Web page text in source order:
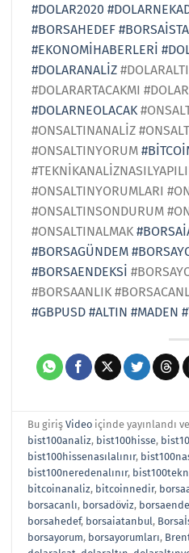
#DOLAR2020
#BORSAHEDEF
#EKONOMİHABERLERİ
#DOLARANALİZ
#DOLARARTACAKMI
#DOLARNEOLACAK
#ONSALTINANALİZ
#ONSALTINYORUM
#ONSALTINYORUMLARI
#ONSALTINSONDURUM
#ONSALTINALMAK
#BORSAGÜNDEM
#BORSAENDEKSİ
#BORSAANLIK
#GBPUSD #ALTIN #MADEN
Bu girişVideo içinde yayınlandı
bist100analiz, bist100hisse,
bist100hissenasılalınır,
bist100neredenalınır,
bitcoinanaliz, bitcoinnedir,
borsacanlı, borsadöviz,
borsahedef, borsaiatanbul,
borsayorum, borsayorumları,